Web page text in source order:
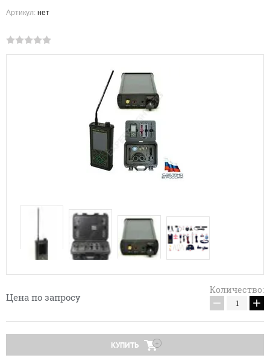
Артикул: нет
Цена по запросу
Количество:
− +
КУПИТЬ